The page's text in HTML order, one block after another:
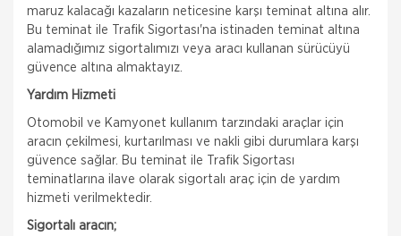
maruz kalacağı kazaların neticesine karşı teminat altına alır.
Bu teminat ile Trafik Sigortası'na istinaden teminat altına
alamadığımız sigortalımızı veya aracı kullanan sürücüyü
güvence altına almaktayız.
Yardım Hizmeti
Otomobil ve Kamyonet kullanım tarzındaki araçlar için
aracın çekilmesi, kurtarılması ve nakli gibi durumlara karşı
güvence sağlar. Bu teminat ile Trafik Sigortası
teminatlarına ilave olarak sigortalı araç için de yardım
hizmeti verilmektedir.
Sigortalı aracın;